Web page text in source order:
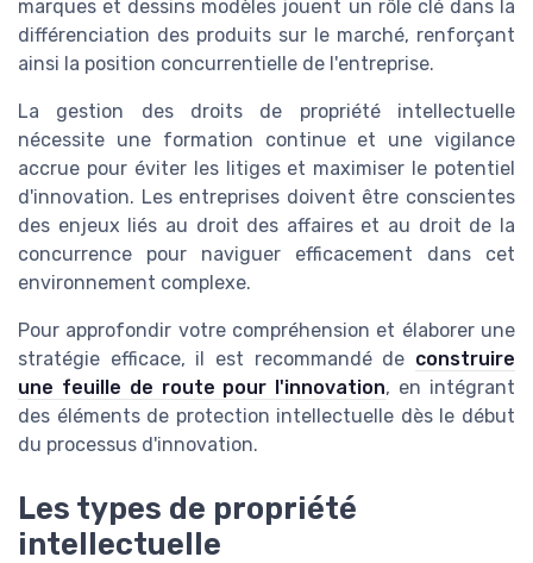
marques et dessins modèles jouent un rôle clé dans la
différenciation des produits sur le marché, renforçant
ainsi la position concurrentielle de l'entreprise.
La gestion des droits de propriété intellectuelle
nécessite une formation continue et une vigilance
accrue pour éviter les litiges et maximiser le potentiel
d'innovation. Les entreprises doivent être conscientes
des enjeux liés au droit des affaires et au droit de la
concurrence pour naviguer efficacement dans cet
environnement complexe.
Pour approfondir votre compréhension et élaborer une
stratégie efficace, il est recommandé de construire
une feuille de route pour l'innovation, en intégrant
des éléments de protection intellectuelle dès le début
du processus d'innovation.
Les types de propriété
intellectuelle